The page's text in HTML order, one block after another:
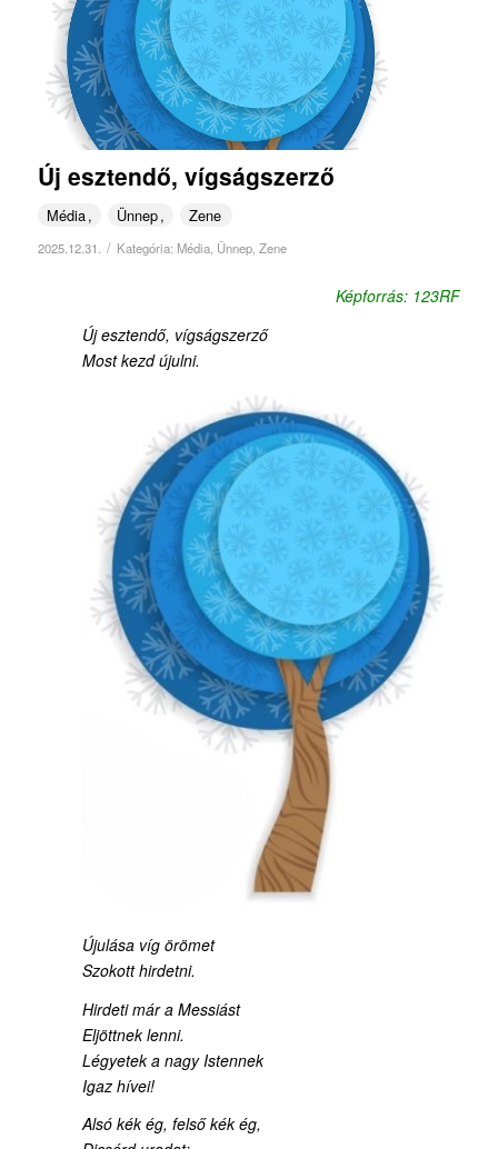
Új esztendő, vígságszerző
Média Ünnep Zene
2025.12.31. / Kategória: Média, Ünnep, Zene
Képforrás: 123RF
Új esztendő, vígságszerző
Most kezd újulni.
Újulása víg örömet
Szokott hirdetni.
Hirdeti már a Messiást
Eljöttnek lenni.
Légyetek a nagy Istennek
Igaz hívei!
Alsó kék ég, felső kék ég,